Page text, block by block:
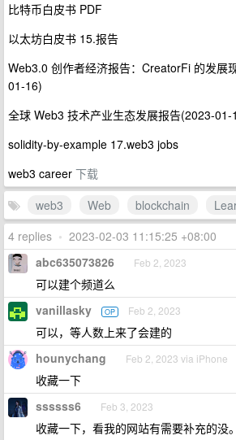
比特币白皮书 PDF
以太坊白皮书 15.报告
Web3.0 创作者经济报告：CreatorFi 的发展
01-16)
全球 Web3 技术产业生态发展报告(2023-
solidity-by-example 17.web3 jobs
web3 career 下载
web3
Web blockchain
4 replies • 2023-02-03 11:15:25 +08:00
abc635073826 Feb 2, 2023
可以建个频道么
vanillasky OP Feb 2, 2023
可以，等人数上来了会建的
hounychang Feb 2, 2023 via iPhone
收藏一下
ssssss6 Feb 3, 2023
收藏一下，看我的网站有需要补充的没。